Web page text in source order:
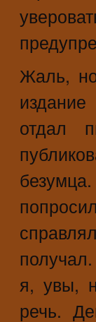
Жаль,
отдал
я, увы,
речь.